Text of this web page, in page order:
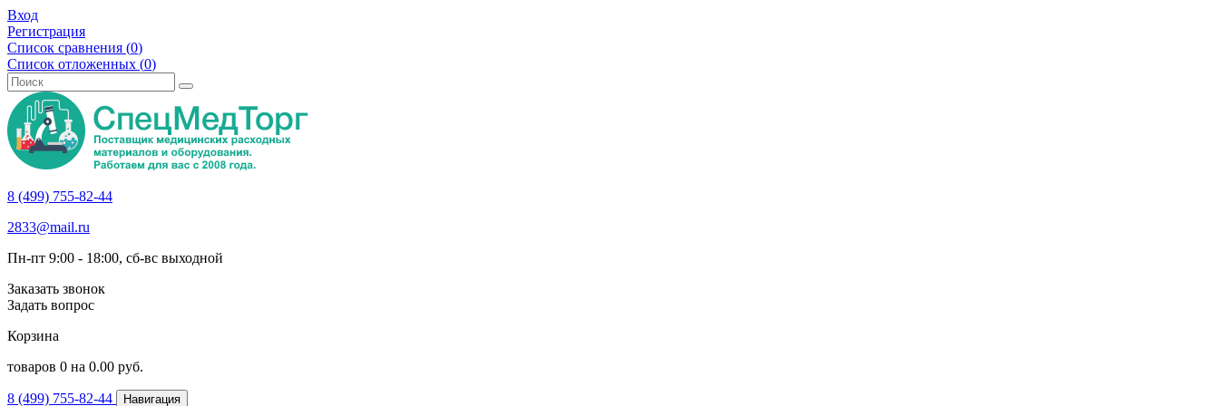
Вход
Регистрация
Список сравнения (0)
Список отложенных (0)
8 (499) 755-82-44
2833@mail.ru
Пн-пт 9:00 - 18:00, сб-вс выходной
Заказать звонок
Задать вопрос
Корзина
товаров 0 на 0.00 руб.
8 (499) 755-82-44 Навигация